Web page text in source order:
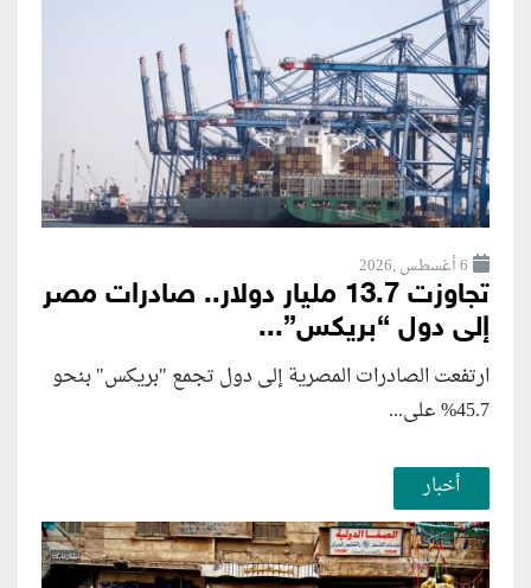
6 أغسطس ,2026
تجاوزت 13.7 مليار دولار.. صادرات مصر
إلى دول “بريكس”...
ارتفعت الصادرات المصرية إلى دول تجمع "بريكس" بنحو
45.7% على...
أخبار